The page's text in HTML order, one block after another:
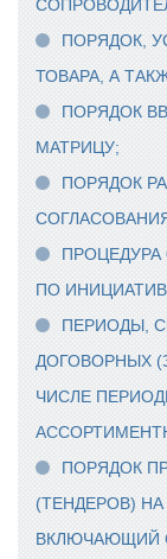
ПОРЯДОК,
ТОВАРА, А
ПОРЯДОК
МАТРИЦУ;
ПОРЯДОК
ПРОЦЕДУРА
ПО
ПЕРИОДЫ,
ДОГОВОРНЫХ
ЧИСЛЕ
ПОРЯДОК
(ТЕНДЕРОВ)
ВКЛЮЧАЮЩИЙ